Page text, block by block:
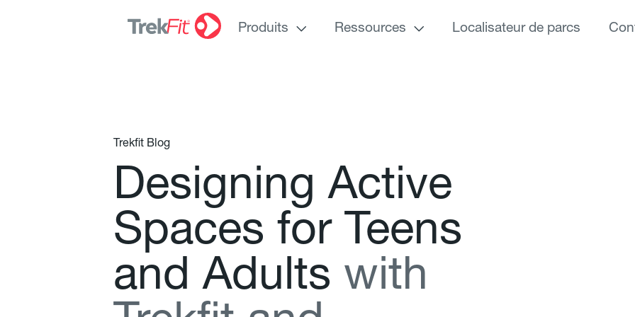
Produits Ressources Localisateur de parcs
Trekfit Blog
Designing Active
Spaces for Teens
and Adults with